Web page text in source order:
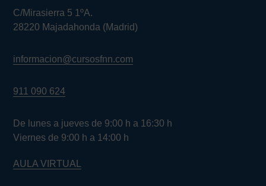
C/Mirasierra 5 1ºA.
28220 Majadahonda (Madrid)
informacion@cursosfnn.com
911 090 624
De lunes a jueves de 9:00 h a 16:30 h
Viernes de 9:00 h a 14:00 h
AULA VIRTUAL